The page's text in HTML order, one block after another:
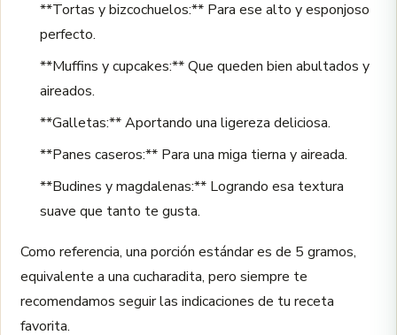
**Tortas y bizcochuelos:** Para ese alto y esponjoso
perfecto.
**Muffins y cupcakes:** Que queden bien abultados y
aireados.
**Galletas:** Aportando una ligereza deliciosa.
**Panes caseros:** Para una miga tierna y aireada.
**Budines y magdalenas:** Logrando esa textura
suave que tanto te gusta.
Como referencia, una porción estándar es de 5 gramos,
equivalente a una cucharadita, pero siempre te
recomendamos seguir las indicaciones de tu receta
favorita.